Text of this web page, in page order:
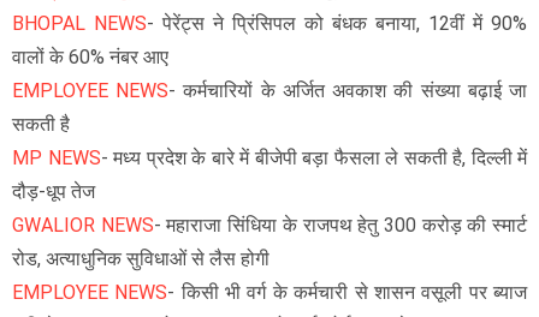
BHOPAL NEWS- पेरेंट्स ने प्रिंसिपल को बंधक बनाया, 12वीं में 90%
वालों के 60% नंबर आए
EMPLOYEE NEWS- कर्मचारियों के अर्जित अवकाश की संख्या बढ़ाई जा
सकती है
MP NEWS- मध्य प्रदेश के बारे में बीजेपी बड़ा फैसला ले सकती है, दिल्ली में
दौड़-धूप तेज
GWALIOR NEWS- महाराजा सिंधिया के राजपथ हेतु 300 करोड़ की स्मार्ट
रोड, अत्याधुनिक सुविधाओं से लैस होगी
EMPLOYEE NEWS- किसी भी वर्ग के कर्मचारी से शासन वसूली पर ब्याज